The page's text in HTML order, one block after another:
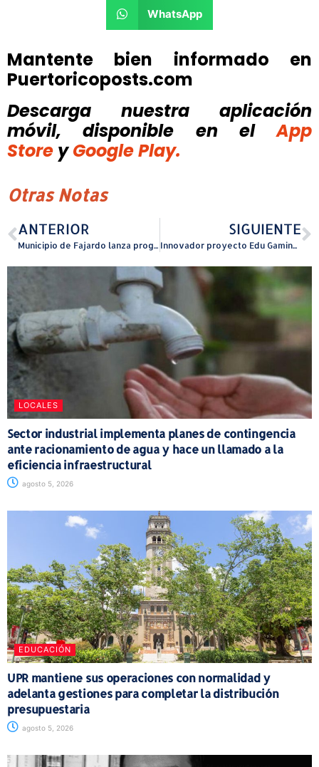
WhatsApp
Mantente bien informado en
Puertoricoposts.com
Descarga nuestra aplicación
móvil, disponible
en el
App
Store y Google Play.
Otras Notas
ANTERIOR
Municipio de Fajardo lanza programa para guiar a nuevos emprendedores en el proceso de abrir su negocio
SIGUIENTE
Innovador proyecto Edu Gaming en Loíza recibe la visita del secretario del Departamento de Educación
LOCALES
Sector industrial implementa planes de contingencia
ante racionamiento de agua y hace un llamado a la
eficiencia infraestructural
agosto 5, 2026
EDUCACIÓN
UPR mantiene sus operaciones con normalidad y
adelanta gestiones para completar la distribución
presupuestaria
agosto 5, 2026